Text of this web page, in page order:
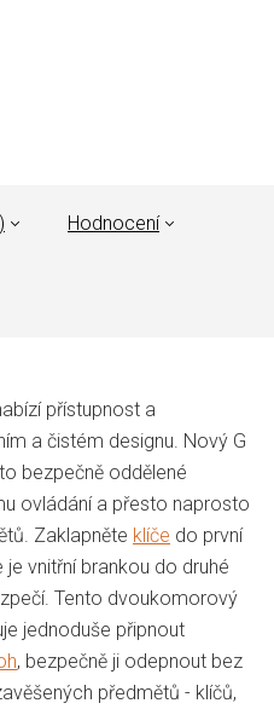
Hodnocení
přístupnost a
a čistém designu. Nový G
bezpečně oddělené
ovládání a přesto naprosto
Zaklapněte klíče do první
vnitřní brankou do druhé
Tento dvoukomorový
jednoduše připnout
, bezpečně ji odepnout bez
předmětů - klíčů,